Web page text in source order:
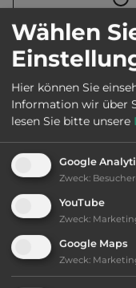
Ausstattung:
bis 25,- Euro
Wählen
Hier können Sie
Information wir über
lesen Sie bitte unsere
Google
Zweck:
YouTube
Zweck:
Google Maps
Zweck: